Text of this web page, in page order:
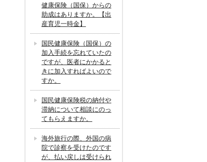
健康保険（国保）からの
助成はありますか。【出
産育児一時金】
国民健康保険（国保）の
加入手続を忘れていたの
ですが、医者にかかると
きに加入すればよいので
すか。
国民健康保険税の納付や
滞納について相談にのっ
てもらえますか。
海外旅行の際、外国の病
院で診察を受けたのです
が、払い戻しは受けられ